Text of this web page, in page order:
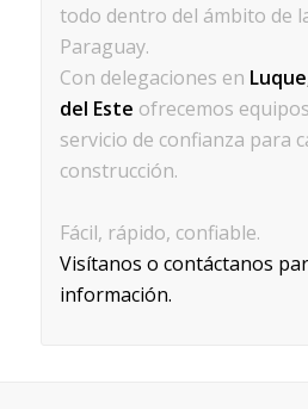
todo dentro del ámbito de
Paraguay.
Con delegaciones en
del Este ofrecemos
servicio de confianza para
construcción.
Fácil, rápido, confiable.
Visítanos o contáctanos
información.